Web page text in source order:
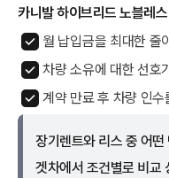
카니발 하이브리드 노블레
월 납입금을 최대한 줄
차량 소유에 대한 선호
계약 만료 후 차량 인수
장기렌트와 리스 중 어
겟차에서 조건별로 비교